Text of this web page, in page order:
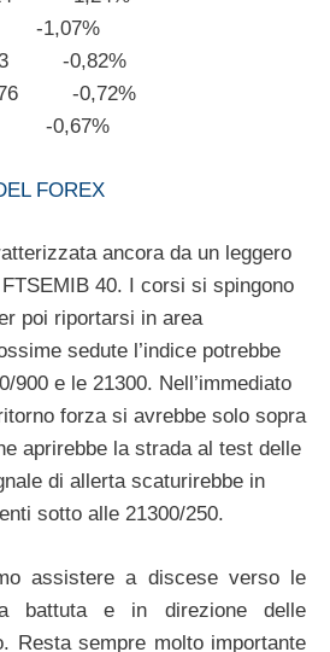
-1,07%
-0,82%
-0,72%
-0,67%
FOREX
ancora da un leggero
40. I corsi si spingono
poi riportarsi in area
sedute l’indice potrebbe
900 e le 21300. Nell’immediato
forza si avrebbe solo sopra
aprirebbe la strada al test delle
di allerta scaturirebbe in
sotto alle 21300/250.
assistere a discese verso le
battuta e in direzione delle
Resta sempre molto importante